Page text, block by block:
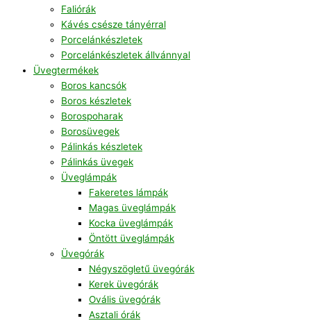
Faliórák
Kávés csésze tányérral
Porcelánkészletek
Porcelánkészletek állvánnyal
Üvegtermékek
Boros kancsók
Boros készletek
Borospoharak
Borosüvegek
Pálinkás készletek
Pálinkás üvegek
Üveglámpák
Fakeretes lámpák
Magas üveglámpák
Kocka üveglámpák
Öntött üveglámpák
Üvegórák
Négyszögletű üvegórák
Kerek üvegórák
Ovális üvegórák
Asztali órák